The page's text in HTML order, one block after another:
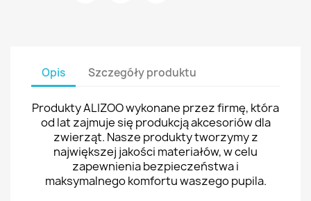
Opis Szczegóły produktu
Produkty ALIZOO wykonane przez firmę, która
od lat zajmuje się produkcją akcesoriów dla
zwierząt. Nasze produkty tworzymy z
największej jakości materiałów, w celu
zapewnienia bezpieczeństwa i
maksymalnego komfortu waszego pupila.